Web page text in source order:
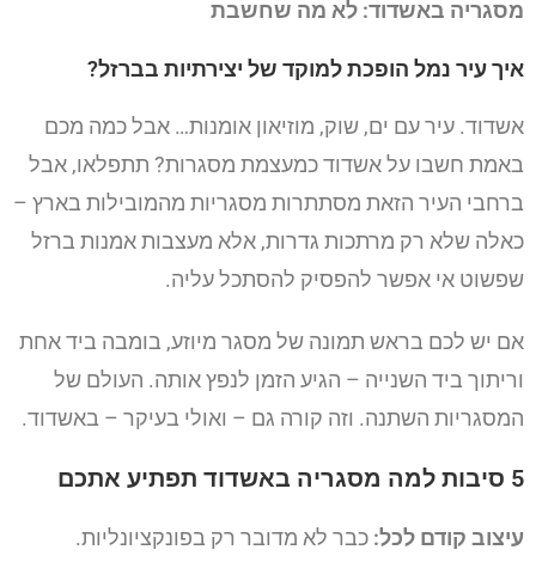
מסגריה באשדוד: לא מה שחשבת
איך עיר נמל הופכת למוקד של יצירתיות בברזל?
אשדוד. עיר עם ים, שוק, מוזיאון אומנות… אבל כמה מכם
באמת חשבו על אשדוד כמעצמת מסגרות? תתפלאו, אבל
ברחבי העיר הזאת מסתתרות מסגריות מהמובילות בארץ –
כאלה שלא רק מרתכות גדרות, אלא מעצבות אמנות ברזל
שפשוט אי אפשר להפסיק להסתכל עליה.
אם יש לכם בראש תמונה של מסגר מיוזע, בומבה ביד אחת
וריתוך ביד השנייה – הגיע הזמן לנפץ אותה. העולם של
המסגריות השתנה. וזה קורה גם – ואולי בעיקר – באשדוד.
5 סיבות למה מסגריה באשדוד תפתיע אתכם
עיצוב קודם לכל: כבר לא מדובר רק בפונקציונליות.